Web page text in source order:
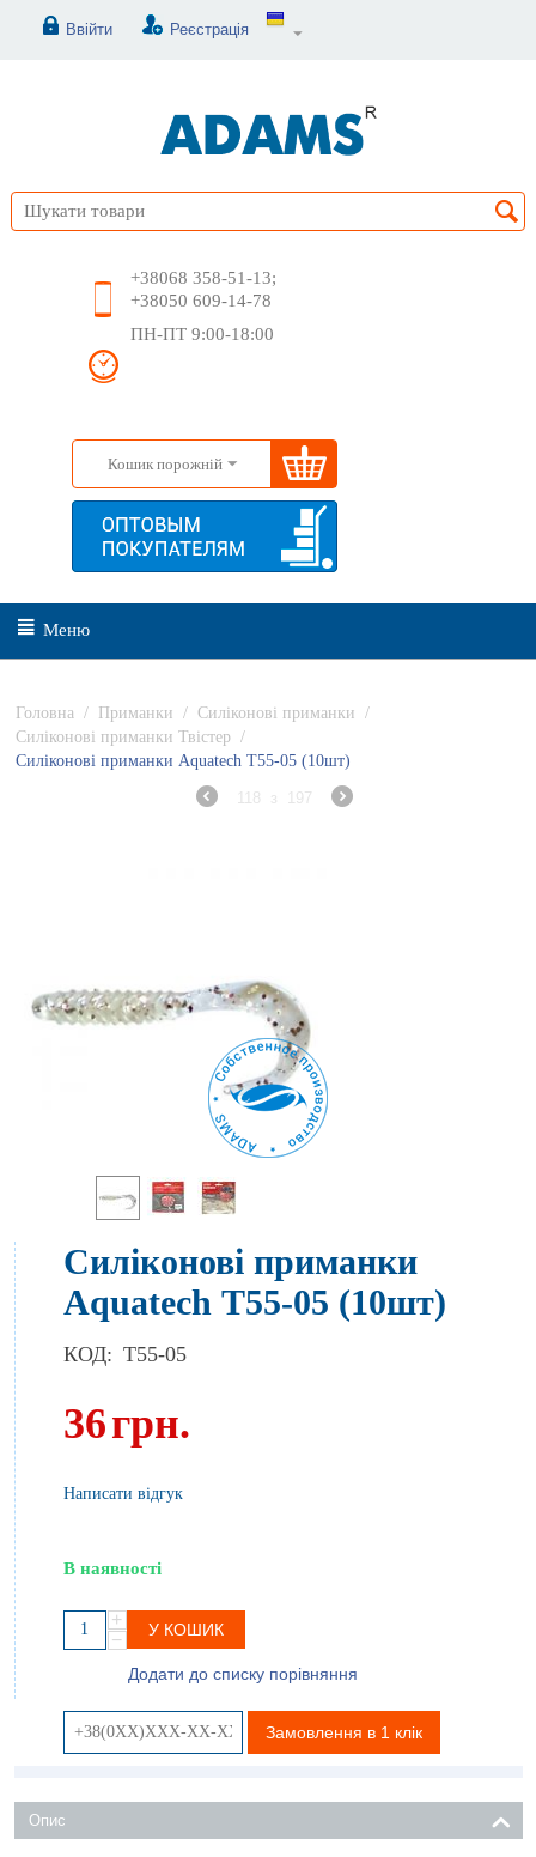
Ввійти Реєстрація
+38068 358-51-13;
+38050 609-14-78
ПН-ПТ 9:00-18:00
Кошик порожній
Меню
Головна / Приманки / Силіконові приманки
/
Силіконові приманки Твістер /
Силіконові приманки Aquatech Т55-05 (10шт)
118 з 197
Силіконові приманки
Aquatech Т55-05 (10шт)
КОД: T55-05
36грн.
Написати відгук
В наявності
+
−
У КОШИК
Додати до списку порівняння
Замовлення в 1 клік
Опис